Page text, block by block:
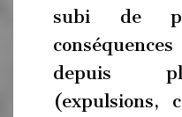
subi de
depuis
(expulsions,